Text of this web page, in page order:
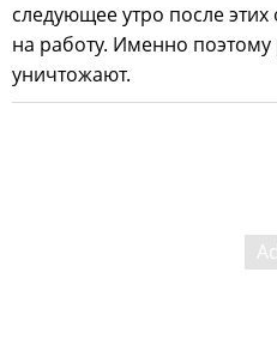
следующее утро после
на работу. Именно поэтому
уничтожают.